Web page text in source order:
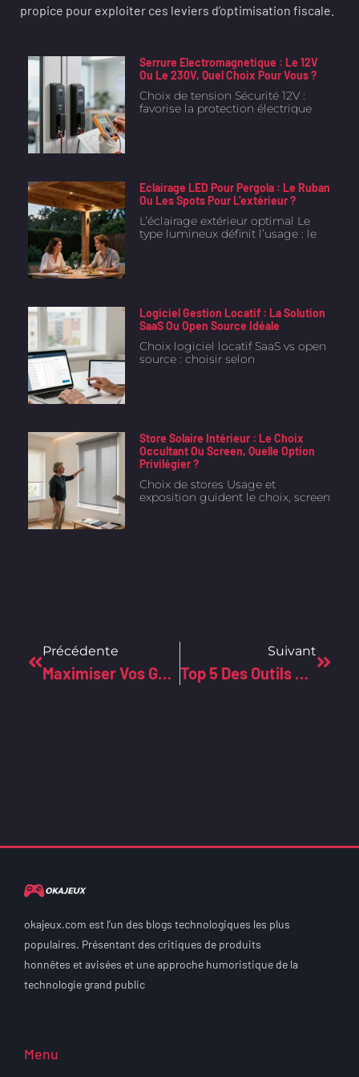
propice pour exploiter ces leviers d’optimisation fiscale.
Serrure Electromagnetique : Le 12V
Ou Le 230V, Quel Choix Pour Vous ?
Choix de tension Sécurité 12V :
favorise la protection électrique
Eclairage LED Pour Pergola : Le Ruban
Ou Les Spots Pour L’extérieur ?
L’éclairage extérieur optimal Le
type lumineux définit l’usage : le
Logiciel Gestion Locatif : La Solution
SaaS Ou Open Source Idéale
Choix logiciel locatif SaaS vs open
source : choisir selon
Store Solaire Intérieur : Le Choix
Occultant Ou Screen, Quelle Option
Privilégier ?
Choix de stores Usage et
exposition guident le choix, screen
Précédente
Maximiser Vos Gains Avec La Blockchain NEO : Astuces Et Stratégies
Suivant
Top 5 Des Outils High-Tech Pour Identifier N’importe Quelle Police D’écriture
okajeux.com est l’un des blogs technologiques les plus
populaires. Présentant des critiques de produits
honnêtes et avisées et une approche humoristique de la
technologie grand public
Menu